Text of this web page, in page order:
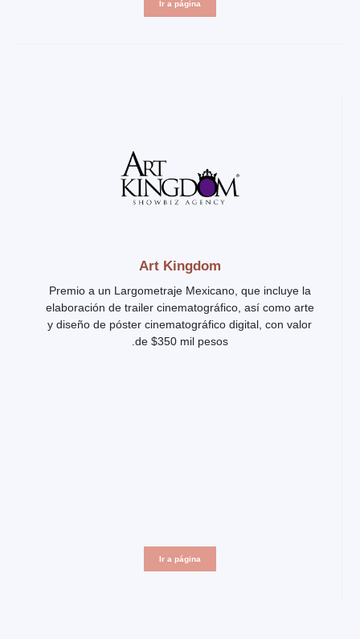
Ir a página
Art Kingdom
Premio a un Largometraje Mexicano, que incluye la
elaboración de trailer cinematográfico, así como arte
y diseño de póster cinematográfico digital, con valor
de $350 mil pesos.
Ir a página